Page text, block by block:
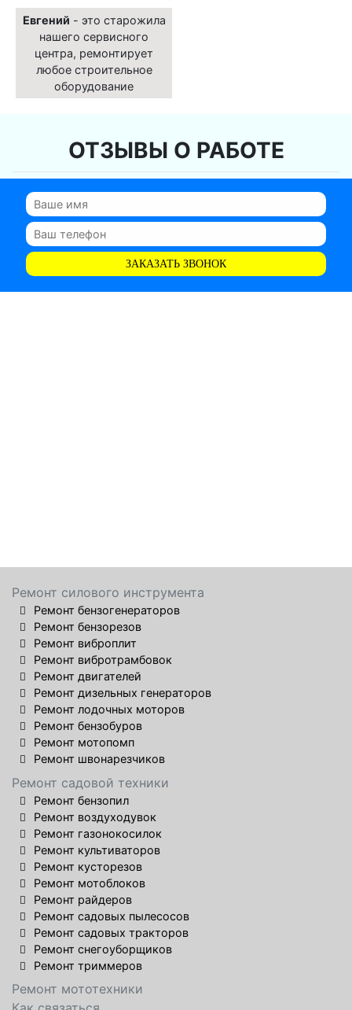
Евгений - это старожила
нашего сервисного
центра, ремонтирует
любое строительное
оборудование
ОТЗЫВЫ О РАБОТЕ
ЗАКАЗАТЬ ЗВОНОК
Ремонт силового инструмента
Ремонт бензогенераторов
Ремонт бензорезов
Ремонт виброплит
Ремонт вибротрамбовок
Ремонт двигателей
Ремонт дизельных генераторов
Ремонт лодочных моторов
Ремонт бензобуров
Ремонт мотопомп
Ремонт швонарезчиков
Ремонт садовой техники
Ремонт бензопил
Ремонт воздуходувок
Ремонт газонокосилок
Ремонт культиваторов
Ремонт кусторезов
Ремонт мотоблоков
Ремонт райдеров
Ремонт садовых пылесосов
Ремонт садовых тракторов
Ремонт снегоуборщиков
Ремонт триммеров
Ремонт мототехники